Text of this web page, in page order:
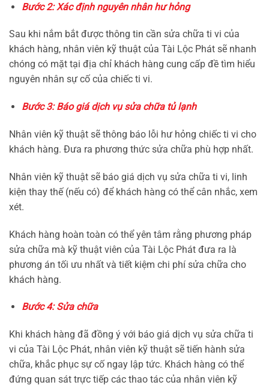
Bước 2: Xác định nguyên nhân hư hỏng
Sau khi nắm bắt được thông tin cần sửa chữa ti vi của
khách hàng, nhân viên kỹ thuật của Tài Lộc Phát sẽ nhanh
chóng có mặt tại địa chỉ khách hàng cung cấp đề tìm hiểu
nguyên nhân sự cố của chiếc ti vi.
Bước 3: Báo giá dịch vụ sửa chữa tủ lạnh
Nhân viên kỹ thuật sẽ thông báo lỗi hư hỏng chiếc ti vi cho
khách hàng. Đưa ra phương thức sửa chữa phù hợp nhất.
Nhân viên kỹ thuật sẽ báo giá dịch vụ sửa chữa ti vi, linh
kiện thay thế (nếu có) để khách hàng có thể cân nhắc, xem
xét.
Khách hàng hoàn toàn có thể yên tâm rằng phương pháp
sửa chữa mà kỹ thuật viên của Tài Lộc Phát đưa ra là
phương án tối ưu nhất và tiết kiệm chi phí sửa chữa cho
khách hàng.
Bước 4: Sửa chữa
Khi khách hàng đã đồng ý với báo giá dịch vụ sửa chữa ti
vi của Tài Lộc Phát, nhân viên kỹ thuật sẽ tiến hành sửa
chữa, khắc phục sự cố ngay lập tức. Khách hàng có thể
đứng quan sát trực tiếp các thao tác của nhân viên kỹ